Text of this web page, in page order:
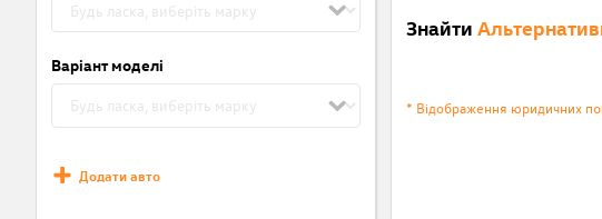
Варіант моделі
Додати авто
Знайти
* Відображення юридичних